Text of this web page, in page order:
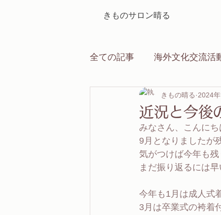
きものサロン晴る
全ての記事 海外文化交流活
お知らせ 神社仏閣
季節の行事 出張着付け
近況と今後
きもの晴る 2024
みなさん、こんに
9月となりましたが
気がつけば今年も
まだ振り返るには
今年も1月は成人式
3月は卒業式の袴着